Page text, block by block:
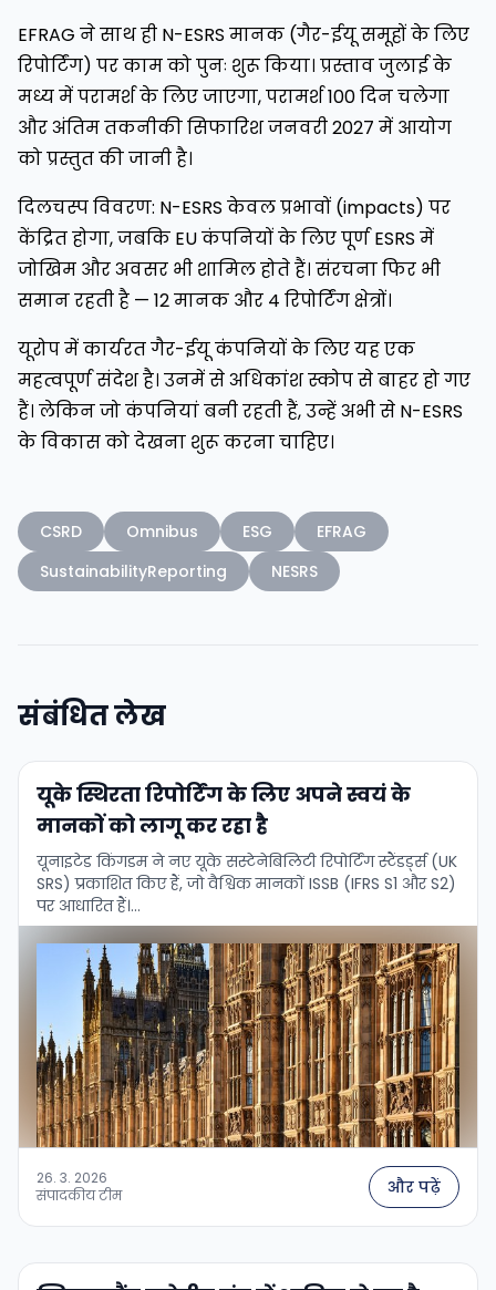
EFRAG ने साथ ही N-ESRS मानक (गैर-ईयू समूहों के लिए
रिपोर्टिंग) पर काम को पुनः शुरू किया। प्रस्ताव जुलाई के
मध्य में परामर्श के लिए जाएगा, परामर्श 100 दिन चलेगा
और अंतिम तकनीकी सिफारिश जनवरी 2027 में आयोग
को प्रस्तुत की जानी है।
दिलचस्प विवरण: N-ESRS केवल प्रभावों (impacts) पर
केंद्रित होगा, जबकि EU कंपनियों के लिए पूर्ण ESRS में
जोखिम और अवसर भी शामिल होते हैं। संरचना फिर भी
समान रहती है — 12 मानक और 4 रिपोर्टिंग क्षेत्रों।
यूरोप में कार्यरत गैर-ईयू कंपनियों के लिए यह एक
महत्वपूर्ण संदेश है। उनमें से अधिकांश स्कोप से बाहर हो गए
हैं। लेकिन जो कंपनियां बनी रहती हैं, उन्हें अभी से N-ESRS
के विकास को देखना शुरू करना चाहिए।
CSRD Omnibus ESG
EFRAG
SustainabilityReporting
NESRS
संबंधित लेख
यूके स्थिरता रिपोर्टिंग के लिए अपने स्वयं के
मानकों को लागू कर रहा है
यूनाइटेड किंगडम ने नए यूके सस्टेनेबिलिटी रिपोर्टिंग स्टैंडर्ड्स (UK
SRS) प्रकाशित किए हैं, जो वैश्विक मानकों ISSB (IFRS S1 और S2)
पर आधारित हैं।...
26. 3. 2026
संपादकीय टीम
और पढ़ें